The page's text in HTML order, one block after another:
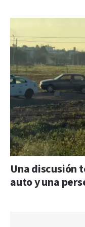
Una discusión
auto y una